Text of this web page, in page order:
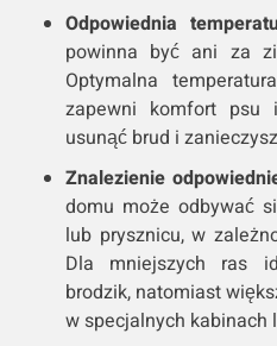
Odpowiednia
powinna być ani za
Optymalna
zapewni komfort psu
usunąć brud i
Znalezienie
domu może odbywać
lub prysznicu, w
Dla mniejszych ras
brodzik, natomiast
w specjalnych kabinach